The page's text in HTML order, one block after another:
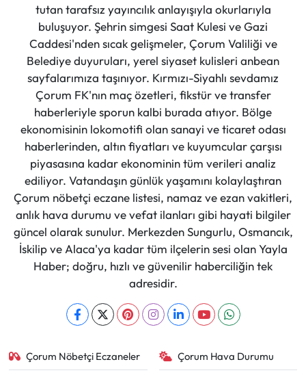
tutan tarafsız yayıncılık anlayışıyla okurlarıyla
buluşuyor. Şehrin simgesi Saat Kulesi ve Gazi
Caddesi'nden sıcak gelişmeler, Çorum Valiliği ve
Belediye duyuruları, yerel siyaset kulisleri anbean
sayfalarımıza taşınıyor. Kırmızı-Siyahlı sevdamız
Çorum FK'nın maç özetleri, fikstür ve transfer
haberleriyle sporun kalbi burada atıyor. Bölge
ekonomisinin lokomotifi olan sanayi ve ticaret odası
haberlerinden, altın fiyatları ve kuyumcular çarşısı
piyasasına kadar ekonominin tüm verileri analiz
ediliyor. Vatandaşın günlük yaşamını kolaylaştıran
Çorum nöbetçi eczane listesi, namaz ve ezan vakitleri,
anlık hava durumu ve vefat ilanları gibi hayati bilgiler
güncel olarak sunulur. Merkezden Sungurlu, Osmancık,
İskilip ve Alaca'ya kadar tüm ilçelerin sesi olan Yayla
Haber; doğru, hızlı ve güvenilir haberciliğin tek
adresidir.
Çorum Nöbetçi Eczaneler Çorum Hava Durumu